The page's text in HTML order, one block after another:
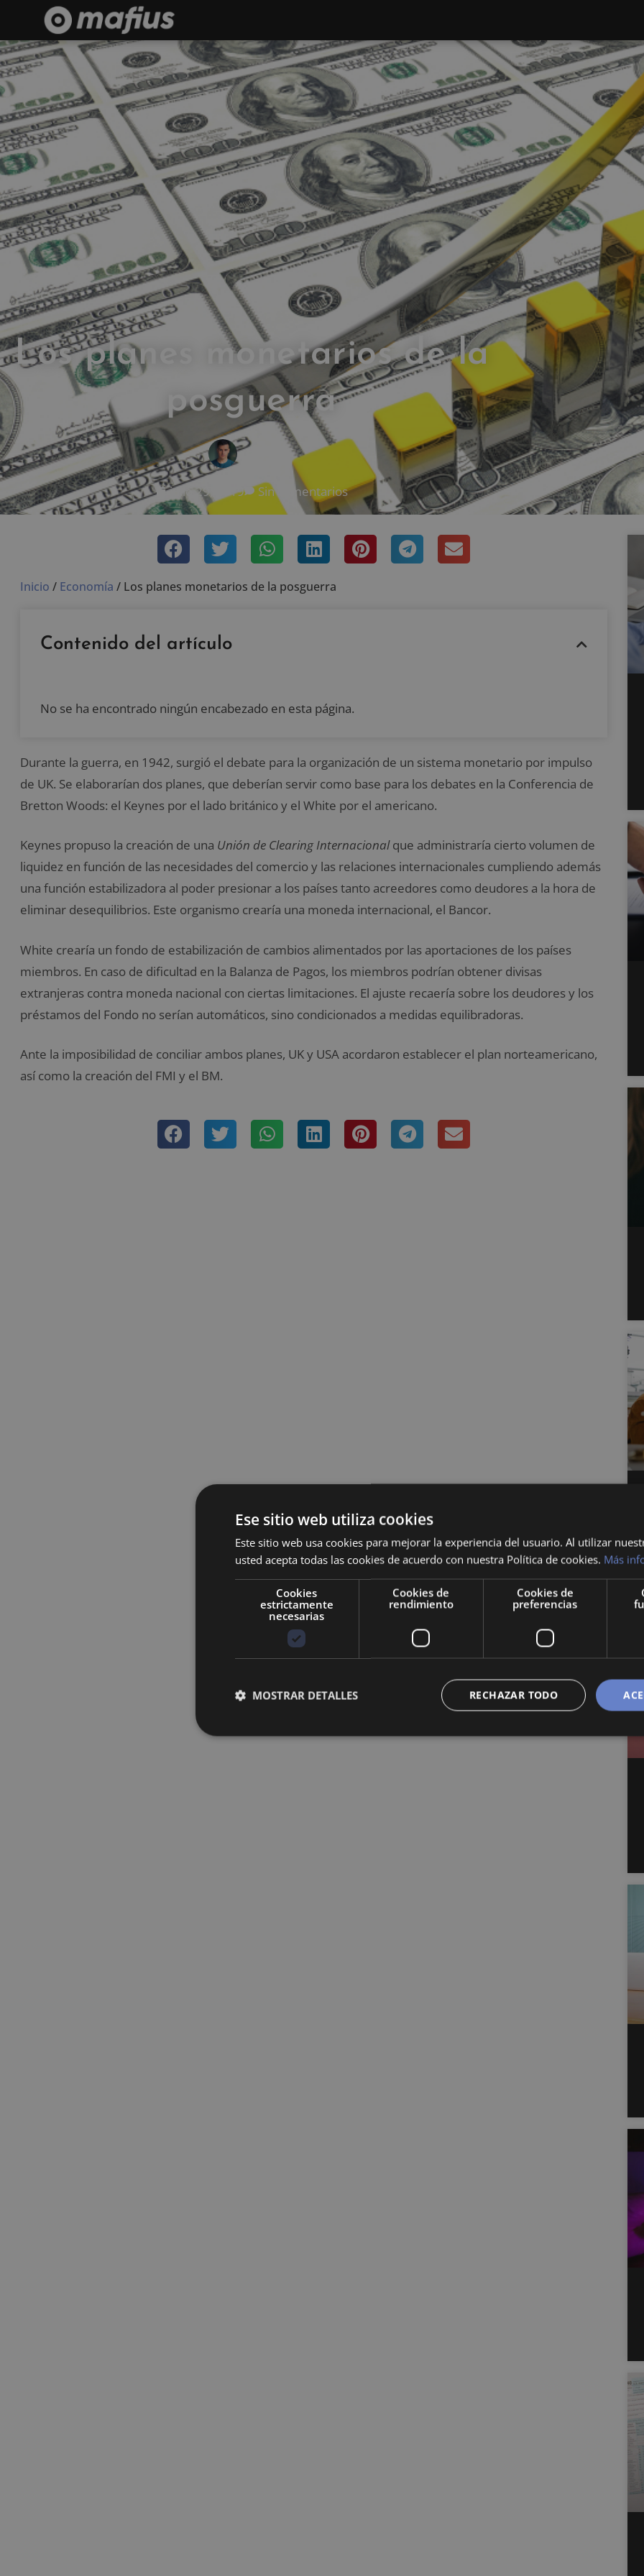
Los planes monetarios de la
posguerra
MAFIUS
julio 29, 2019 Sin comentarios
Inicio / Economía / Los planes monetarios de la posguerra
Contenido del artículo
No se ha encontrado ningún encabezado en esta página.
Durante la guerra, en 1942, surgió el debate para la organización de un sistema monetario por impulso
de UK. Se elaborarían dos planes, que deberían servir como base para los debates en la Conferencia de
Bretton Woods: el Keynes por el lado británico y el White por el americano.
Keynes propuso la creación de una Unión de Clearing Internacionalque administraría cierto volumen de
liquidez en función de las necesidades del comercio y las relaciones internacionales cumpliendo además
una función estabilizadora al poder presionar a los países tanto acreedores como deudores a la hora de
eliminar desequilibrios. Este organismo crearía una moneda internacional, el Bancor.
White crearía un fondo de estabilización de cambios alimentados por las aportaciones de los países
miembros. En caso de dificultad en la Balanza de Pagos, los miembros podrían obtener divisas
extranjeras contra moneda nacional con ciertas limitaciones. El ajuste recaería sobre los deudores y los
préstamos del Fondo no serían automáticos, sino condicionados a medidas equilibradoras.
Ante la imposibilidad de conciliar ambos planes, UK y USA acordaron establecer el plan norteamericano,
así como la creación del FMI y el BM.
Ese sitio web utiliza cookies
Este sitio web usa cookies para mejorar la experiencia del usuario. Al utilizar
usted acepta todas las cookies de acuerdo con nuestra Política de cookies. Más
Cookies
estrictamente
necesarias
Cookies de
rendimiento
Cookies de
preferencias
RECHAZAR TODO
MOSTRAR DETALLES